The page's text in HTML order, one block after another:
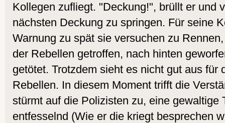
Kollegen zufliegt. "Deckung!", brüllt er und
nächsten Deckung zu springen. Für seine
Warnung zu spät sie versuchen zu
der Rebellen getroffen, nach hinten
getötet. Trotzdem sieht es nicht gut aus für
Rebellen. In diesem Moment trifft die
stürmt auf die Polizisten zu, eine gewaltige
entfesselnd (Wie er die kriegt besprechen